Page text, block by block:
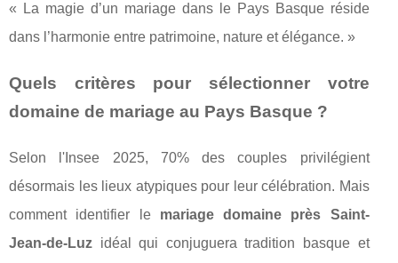
« La magie d’un mariage dans le Pays Basque réside
dans l’harmonie entre patrimoine, nature et élégance. »
Quels critères pour sélectionner votre
domaine de mariage au Pays Basque ?
Selon l'Insee 2025, 70% des couples privilégient
désormais les lieux atypiques pour leur célébration. Mais
comment identifier le mariage domaine près Saint-
Jean-de-Luz idéal qui conjuguera tradition basque et